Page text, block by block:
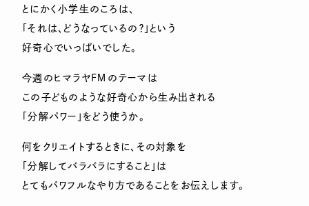
とにかく小学生のころは、
「それは、どうなっているの？」という
好奇心でいっぱいでした。
今週のヒマラヤＦＭのテーマは
この子どものような好奇心から生み出される
「分解パワー」をどう使うか。
何をクリエイトするときに、その対象を
「分解してバラバラにすること」は
とてもパワフルなやり方であることをお伝えします。